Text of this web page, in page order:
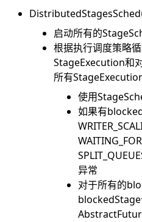
启动所有的
根据执行调度策略
StageExecution和
所有
使用
如果有
异常
对于所有的